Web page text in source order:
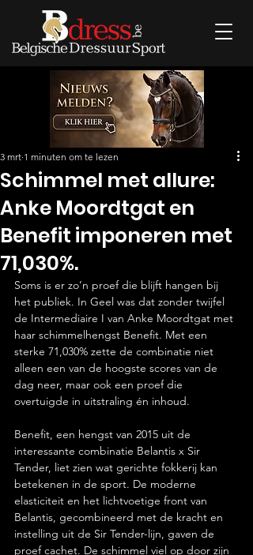
Schimmel met allure:
Anke Moordtgat en
Benefit imponeren met
71,030%.
3 mrt 1 minuten om te lezen
Soms is er zo’n proef die blijft hangen bij
het publiek. In Geel was dat zonder twijfel
de Intermediaire I van Anke Moordtgat met
haar schimmelhengst Benefit. Met een
sterke 71,030% zette de combinatie niet
alleen een van de hoogste scores van de
dag neer, maar ook een proef die
overtuigde in uitstraling én inhoud.
Benefit, een hengst van 2015 uit de
interessante combinatie Belantis x Sir
Tender, liet zien wat gerichte fokkerij kan
betekenen in de sport. De moderne
elasticiteit en het lichtvoetige front van
Belantis, gecombineerd met de kracht en
instelling uit de Sir Tender-lijn, gaven de
proef cachet. De schimmel viel op door zijn